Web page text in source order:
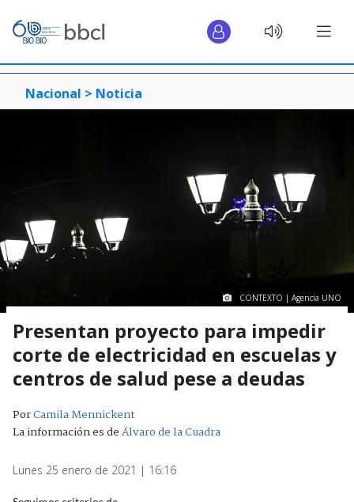
Nacional > Noticia
CONTEXTO | Agencia UNO
Presentan proyecto para impedir
corte de electricidad en escuelas y
centros de salud pese a deudas
PorCamila Mennickent
La información es deÁlvaro de la Cuadra
Lunes 25 enero de 2021 | 16:16